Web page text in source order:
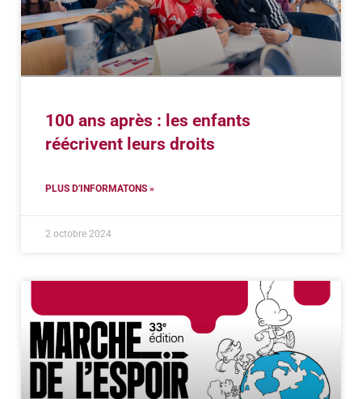
100 ans après : les enfants
réécrivent leurs droits
PLUS D'INFORMATONS »
2 octobre 2024